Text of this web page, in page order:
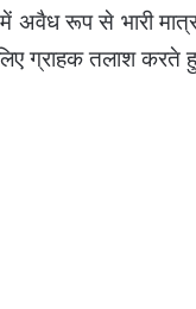
अवैध रूप से भारी
ग्राहक तलाश करते